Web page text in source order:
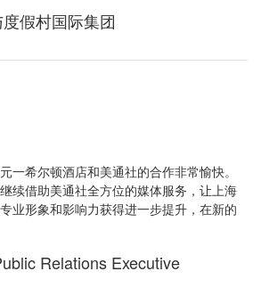
假村国际集团
一希尔顿酒店和美通社的合作非常愉快。
续借助美通社全方位的媒体服务，让上海
业形象和影响力获得进一步提升，在新的
Relations Executive